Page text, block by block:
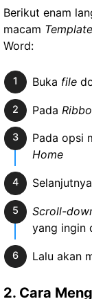
Berikut enam
macam Template
Word:
Buka file
Pada
Pada opsi
Home
Scroll-
yang ingin
Lalu akan
2. Cara